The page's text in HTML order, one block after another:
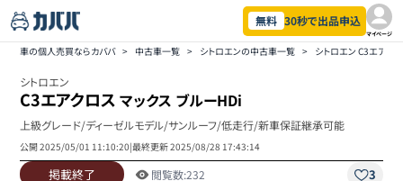
無料 30秒で出品申込
マイページ
車の個人売買ならカババ > 中古車一覧 > シトロエンの中古車一覧 > シトロエン C3エアク
シトロエン
C3エアクロス マックス ブルーHDi
上級グレード/ディーゼルモデル/サンルーフ/低走行/新車保証継承可能
公開2025/05/01 11:10:20|最終更新2025/08/28 17:43:14
掲載終了 閲覧数:232 3